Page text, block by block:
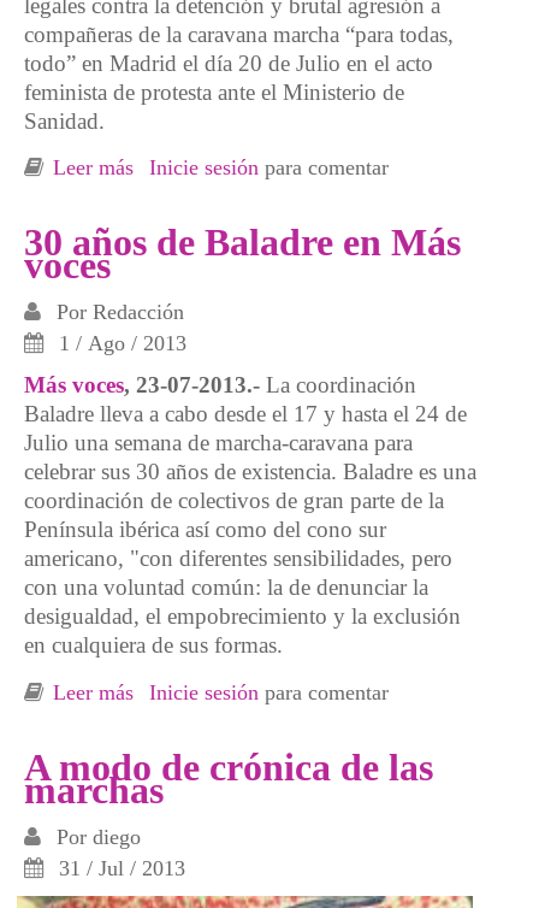
legales contra la detención y brutal agresión a
compañeras de la caravana marcha “para todas,
todo” en Madrid el día 20 de Julio en el acto
feminista de protesta ante el Ministerio de
Sanidad.
Leer más sobre Convocatoria Rueda de prensa, agresión
Inicie sesión para comentar
30 años de Baladre en Más
voces
Por Redacción
1 / Ago / 2013
Más voces, 23-07-2013.- La coordinación
Baladre lleva a cabo desde el 17 y hasta el 24 de
Julio una semana de marcha-caravana para
celebrar sus 30 años de existencia. Baladre es una
coordinación de colectivos de gran parte de la
Península ibérica así como del cono sur
americano, "con diferentes sensibilidades, pero
con una voluntad común: la de denunciar la
desigualdad, el empobrecimiento y la exclusión
en cualquiera de sus formas.
Leer más sobre 30 años de Baladre en Más voces
Inicie sesión para comentar
A modo de crónica de las
marchas
Por diego
31 / Jul / 2013